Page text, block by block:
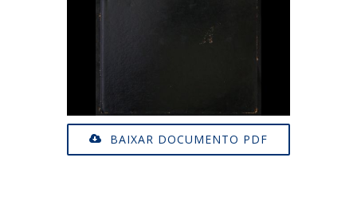
BAIXAR DOCUMENTO PDF